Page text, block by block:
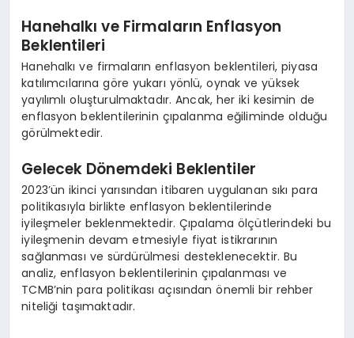
Hanehalkı ve Firmaların Enflasyon
Beklentileri
Hanehalkı ve firmaların enflasyon beklentileri, piyasa
katılımcılarına göre yukarı yönlü, oynak ve yüksek
yayılımlı oluşturulmaktadır. Ancak, her iki kesimin de
enflasyon beklentilerinin çıpalanma eğiliminde olduğu
görülmektedir.
Gelecek Dönemdeki Beklentiler
2023’ün ikinci yarısından itibaren uygulanan sıkı para
politikasıyla birlikte enflasyon beklentilerinde
iyileşmeler beklenmektedir. Çıpalama ölçütlerindeki bu
iyileşmenin devam etmesiyle fiyat istikrarının
sağlanması ve sürdürülmesi desteklenecektir. Bu
analiz, enflasyon beklentilerinin çıpalanması ve
TCMB’nin para politikası açısından önemli bir rehber
niteliği taşımaktadır.